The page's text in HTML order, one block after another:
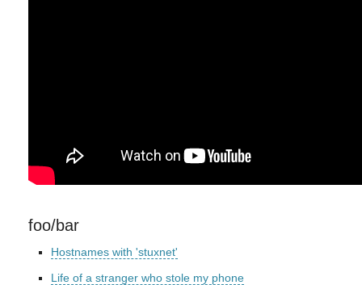
foo/bar
Hostnames with 'stuxnet'
Life of a stranger who stole my phone